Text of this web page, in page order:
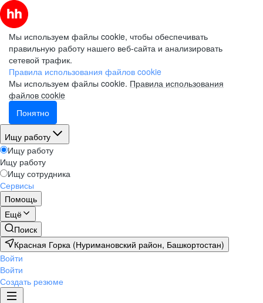
Мы используем файлы cookie, чтобы обеспечивать
правильную работу нашего веб-сайта и анализировать
сетевой трафик.
Правила использования файлов cookie
Мы используем файлы cookie. Правила использования
файлов cookie
Понятно
Ищу работу
Ищу работу
Ищу работу
Ищу сотрудника
Сервисы
Помощь
Ещё
Поиск
Красная Горка (Нуримановский район, Башкортостан)
Войти
Войти
Создать резюме